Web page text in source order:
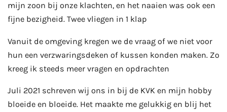
mijn zoon bij onze klachten, en het naaien was ook een
fijne bezigheid. Twee vliegen in 1 klap
Vanuit de omgeving kregen we de vraag of we niet voor
hun een verzwaringsdeken of kussen konden maken. Zo
kreeg ik steeds meer vragen en opdrachten
Juli 2021 schreven wij ons in bij de KVK en mijn hobby
bloeide en bloeide. Het maakte me gelukkig en blij het